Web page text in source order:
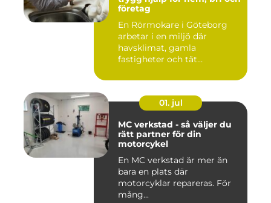
företag
En Rörmokare i Göteborg
arbetar i en miljö där
havsklimat, gamla
fastigheter och tät
01. jul
MC verkstad - så väljer du
rätt partner för din
motorcykel
En MC verkstad är mer än
bara en plats där
motorcyklar repareras. För
mång...